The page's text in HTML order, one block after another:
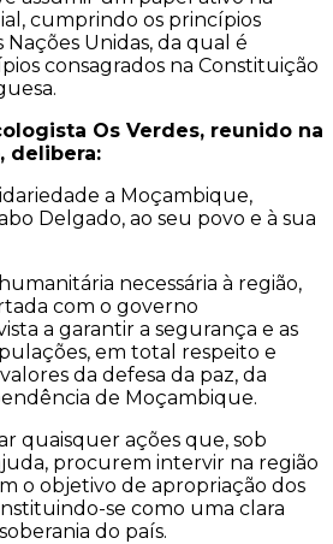
cumprindo os princípios
Nações Unidas, da qual é
consagrados na Constituição
Os Verdes, reunido na
delibera:
a Moçambique,
Delgado, ao seu povo e à sua
necessária à região,
com o governo
a garantir a segurança e as
em total respeito e
da defesa da paz, da
de Moçambique.
quaisquer ações que, sob
procurem intervir na região
o objetivo de apropriação dos
se como uma clara
do país.